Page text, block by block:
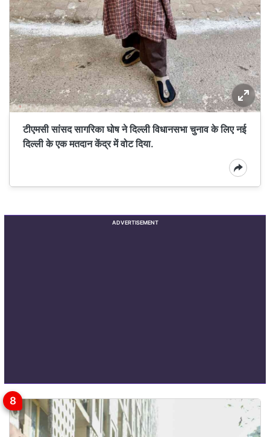
टीएमसी सांसद सागरिका घोष ने दिल्ली विधानसभा चुनाव के लिए नई
दिल्ली के एक मतदान केंद्र में वोट दिया.
ADVERTISEMENT